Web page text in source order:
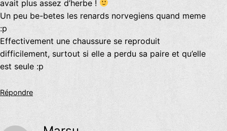
avait plus assez d’herbe !
Un peu be-betes les renards norvegiens quand meme
:p
Effectivement une chaussure se reproduit
difficilement, surtout si elle a perdu sa paire et qu’elle
est seule :p
Répondre